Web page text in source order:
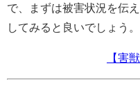
で、まずは被害状況を伝
してみると良いでしょう。
【害